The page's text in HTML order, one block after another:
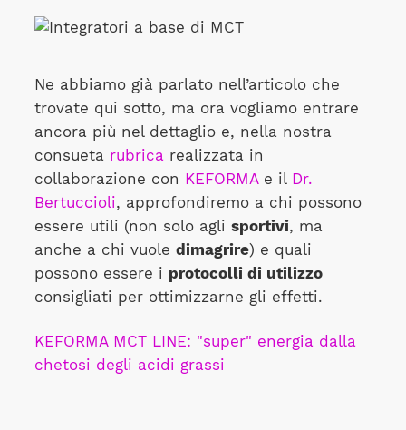
Ne abbiamo già parlato nell’articolo che
trovate qui sotto, ma ora vogliamo entrare
ancora più nel dettaglio e, nella nostra
consueta rubricarealizzata in
collaborazione con KEFORMA e il Dr.
Bertuccioli, approfondiremo a chi possono
essere utili (non solo agli sportivi, ma
anche a chi vuole dimagrire) e quali
possono essere i protocolli di utilizzo
consigliati per ottimizzarne gli effetti.
KEFORMA MCT LINE: "super" energia dalla
chetosi degli acidi grassi